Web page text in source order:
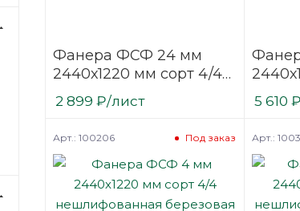
Фанера ФСФ 24 мм
2440х1220 мм сорт 4/4
нешлифованная
березовая
2 899 ₽/лист 5 610
Под заказ
Арт.: 100206 Арт.: